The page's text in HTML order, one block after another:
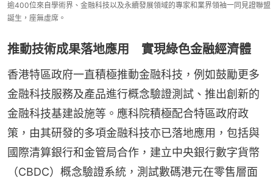
逾400位來自學術界、金融科技以及永續發展領域的專家和業界領袖一同見證聯盟
誕生，座無虛席。
推動技術成果落地應用 實現綠色金融經濟體
香港特區政府一直積極推動金融科技，例如鼓勵更多
金融科技服務及產品進行概念驗證測試、推出創新的
金融科技基建設施等。應科院積極配合特區政府政
策，由其研發的多項金融科技亦已落地應用，包括與
國際清算銀行和金管局合作，建立中央銀行數字貨幣
（CBDC）概念驗證系統，測試數碼港元在零售層面